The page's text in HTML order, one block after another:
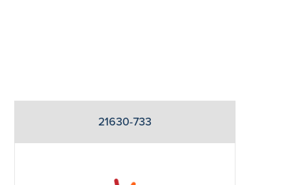
21630-733